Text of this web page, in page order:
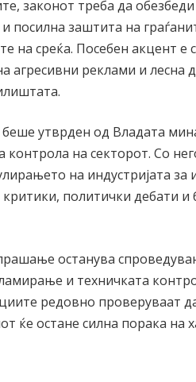
законот треба да
посилна заштита на
на среќа. Посебен акцент
агресивни реклами и лесна
утврден од Владата
контрола на секторот. Со
на индустријата за
политички дебати
останува
и техничката
редовно проверуваат
ќе остане силна порака на